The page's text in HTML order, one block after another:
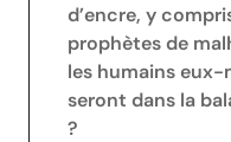
d’encre, y
prophètes de
les humains eux-
seront dans la
?